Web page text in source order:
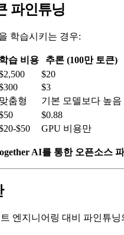
파인튜닝
학습시키는 경우:
학습 비용
추론 (100만 토큰)
$20
$3
맞춤형
기본 모델보다 높음
$0.88
$50 GPU 비용만
AI를 통한 오픈소스
엔지니어링 대비 파인튜